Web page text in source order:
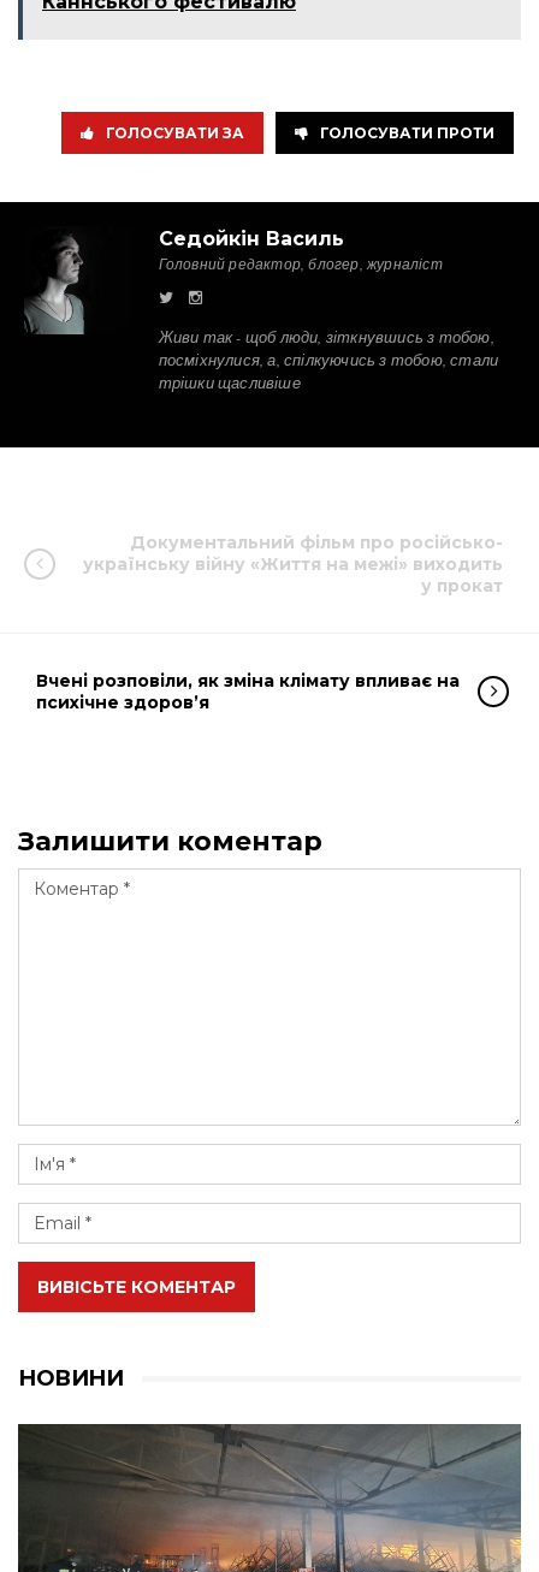
ГОЛОСУВАТИ ЗА ГОЛОСУВАТИ ПРОТИ
Седойкін Василь
Головний редактор, блогер, журналіст
Живи так - щоб люди, зіткнувшись з тобою,
посміхнулися, а, спілкуючись з тобою, стали
трішки щасливіше
Документальний фільм про російсько-
українську війну «Життя на межі» виходить
у прокат
Вчені розповіли, як зміна клімату впливає на
психічне здоров’я
Залишити коментар
ВИВІСЬТЕ КОМЕНТАР
НОВИНИ